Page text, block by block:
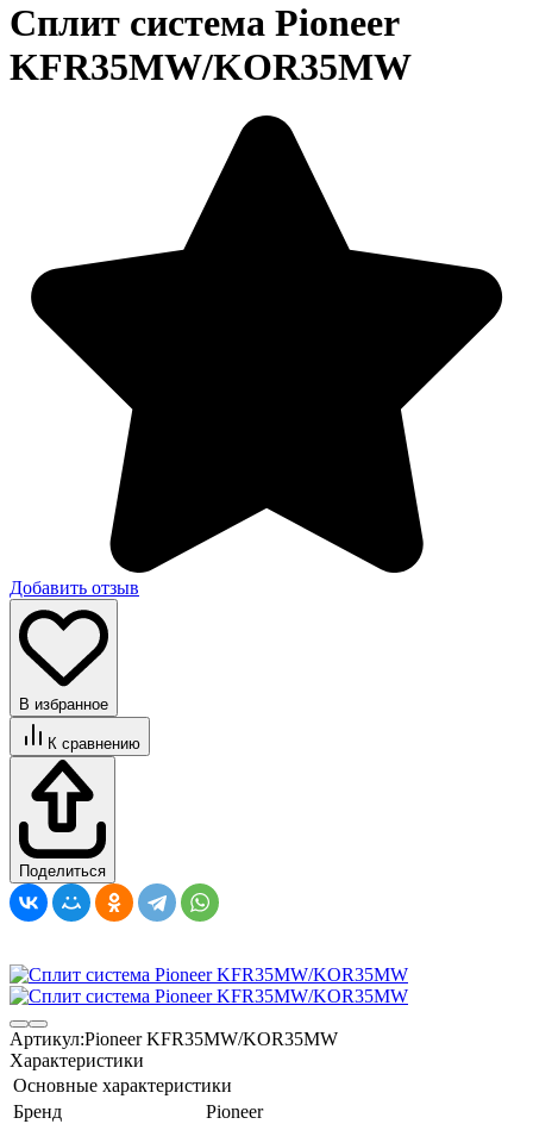
Сплит система Pioneer
KFR35MW/KOR35MW
Добавить отзыв
В избранное
К сравнению
Поделиться
Артикул:Pioneer KFR35MW/KOR35MW
Характеристики
Основные характеристики
Бренд
Pioneer